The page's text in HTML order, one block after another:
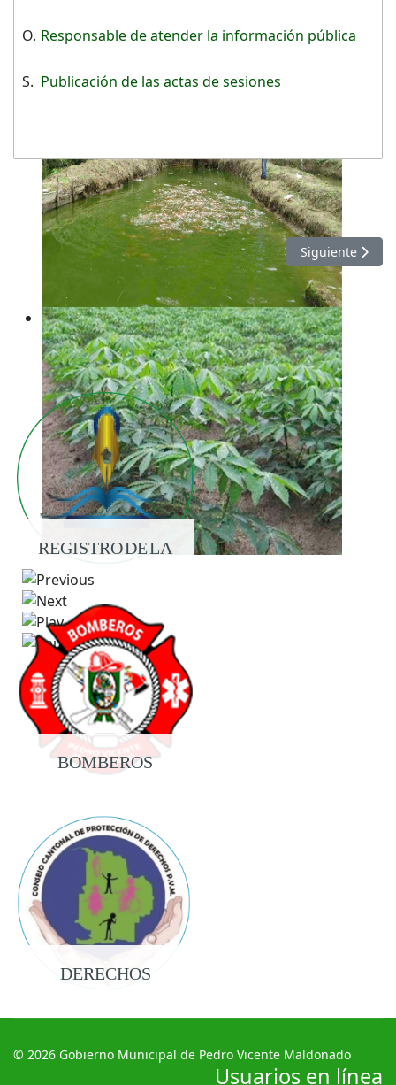
O. Responsable de atender la información pública
S. Publicación de las actas de sesiones
Artículo
Siguiente
REGISTRO DE LA
BOMBEROS
DERECHOS
© 2026 Gobierno Municipal de Pedro Vicente Maldonado
Usuarios en línea